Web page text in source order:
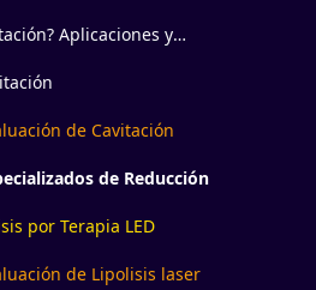
Aplicaciones y
de Cavitación
de Reducción
por Terapia LED
de Lipolisis laser